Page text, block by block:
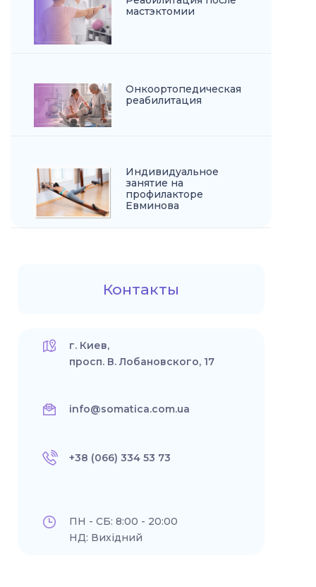
мастэктомии
Онкоортопедическая
реабилитация
Индивидуальное
занятие на
профилакторе
Евминова
Контакты
г. Киев,
просп. В. Лобановского, 17
info@somatica.com.ua
+38 (066) 334 53 73
ПН - СБ: 8:00 - 20:00
НД: Вихідний